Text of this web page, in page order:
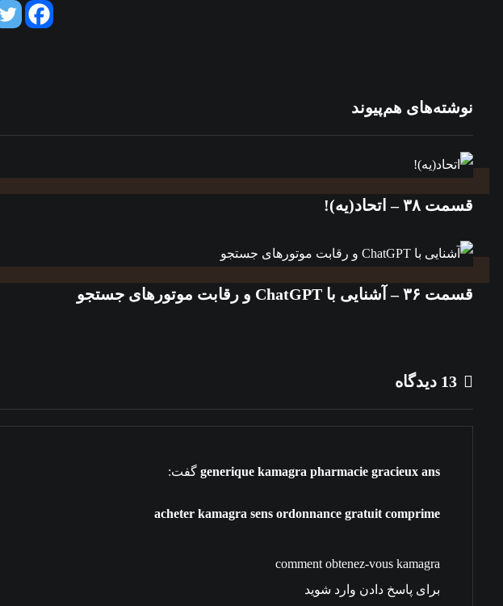
نوشته‌های هم‌پیوند
قسمت ۳۸ – اتحاد(یه)!
قسمت ۳۶ – آشنایی با ChatGPT و رقابت موتورهای جستجو
13 دیدگاه
generique kamagra pharmacie gracieux ans گفت:
acheter kamagra sens ordonnance gratuit comprime
comment obtenez-vous kamagra
برای پاسخ دادن وارد شوید